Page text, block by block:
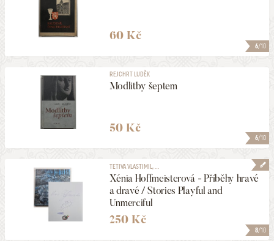
6/10
60 Kč
6/10
REJCHRT LUDĚK
Modlitby šeptem
50 Kč
8/10
TETIVA VLASTIMIL, ...
Xénia Hoffmeisterová - Příběhy hravé
a dravé / Stories Playful and
Unmerciful
250 Kč